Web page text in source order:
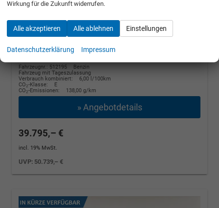
Winter, 4 J.- Garantie
110 kW (150 PS), Automatik, Frontantrieb
unverbindliche Lieferzeit:14 Tage
Graphite Grau Metallic
Fahrzeugnr.: 512195
Benzin
Fahrzeug mit Tageszulassung
Verbrauch kombiniert:
6,00 l/100km
CO2-Klasse:
E
CO2-Emissionen: 138,00 g/km
» Angebotdetails
39.795,– €
incl. 19% MwSt.
UVP: 50.739,– €
Wirkung für die Zukunft widerrufen.
Alle akzeptieren Alle ablehnen Einstellungen
Datenschutzerklärung Impressum